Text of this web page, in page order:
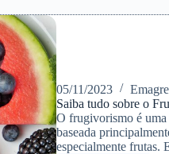
05/11/2023
Saiba tudo sobre o
O frugivorismo é uma
baseada
especialmente frutas.